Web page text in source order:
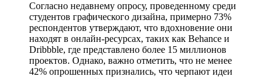
Согласно недавнему опросу, проведенному среди
студентов графического дизайна, примерно 73%
респондентов утверждают, что вдохновение они
находят в онлайн-ресурсах, таких как Behance и
Dribbble, где представлено более 15 миллионов
проектов. Однако, важно отметить, что не менее
42% опрошенных признались, что черпают идеи